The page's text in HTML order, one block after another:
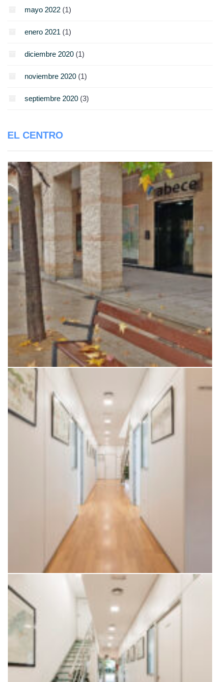
mayo 2022 (1)
enero 2021 (1)
diciembre 2020 (1)
noviembre 2020 (1)
septiembre 2020 (3)
EL CENTRO